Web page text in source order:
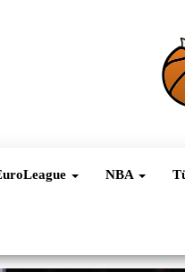
NBA